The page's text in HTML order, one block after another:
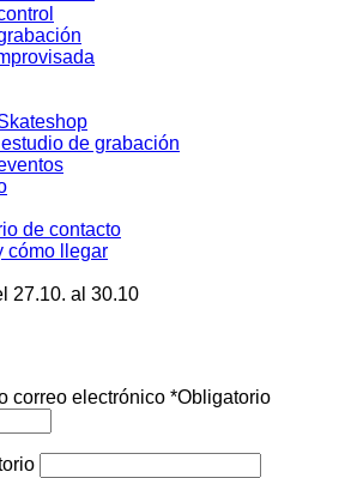
de grabación
de contacto
cómo llegar
27.10. al 30.10
correo electrónico *Obligatorio